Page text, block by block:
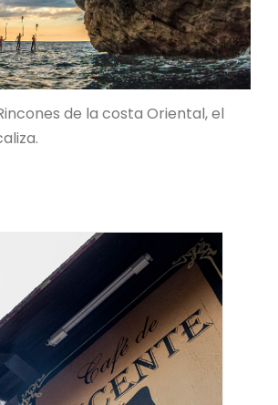
de la costa Oriental, el